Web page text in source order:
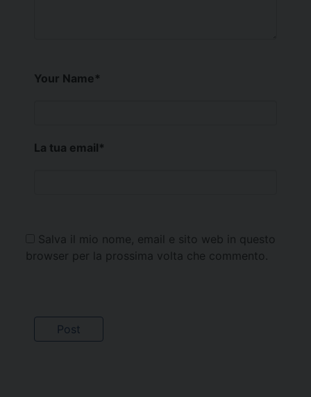
Your Name*
La tua email*
Salva il mio nome, email e sito web in questo
browser per la prossima volta che commento.